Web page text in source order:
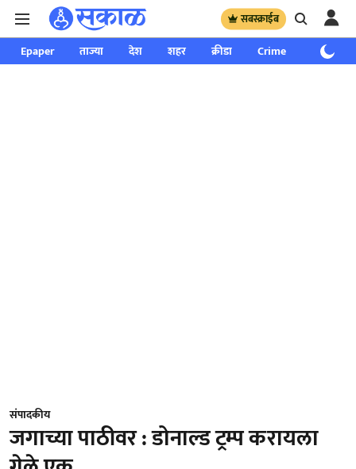
सबस्क्राईब
Epaper ताज्या देश शहर क्रीडा Crime साप्ताहिक
संपादकीय
जगाच्या पाठीवर : डोनाल्ड ट्रम्प करायला